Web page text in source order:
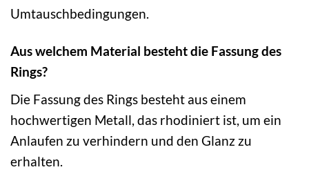
Umtauschbedingungen.
Aus welchem Material besteht die Fassung des
Rings?
Die Fassung des Rings besteht aus einem
hochwertigen Metall, das rhodiniert ist, um ein
Anlaufen zu verhindern und den Glanz zu
erhalten.